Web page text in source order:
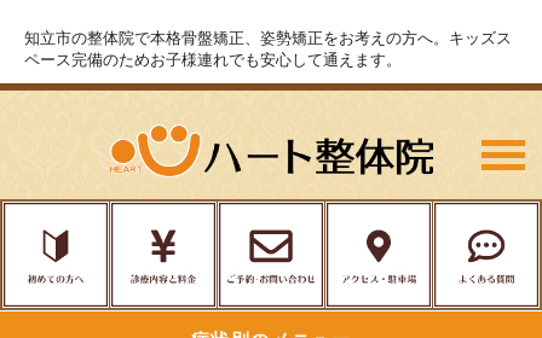
知立市の整体院で本格骨盤矯正、姿勢矯正をお考えの方へ。キッズス
ペース完備のためお子様連れでも安心して通えます。